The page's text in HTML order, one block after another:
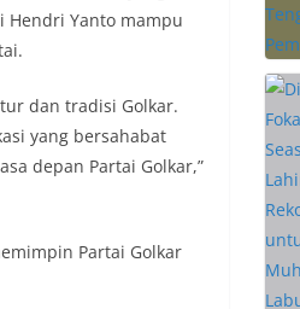
Hendri Yanto mampu
dan tradisi Golkar.
yang bersahabat
depan Partai Golkar,”
Partai Golkar